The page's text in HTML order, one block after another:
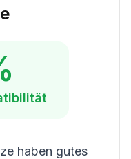
haben gutes